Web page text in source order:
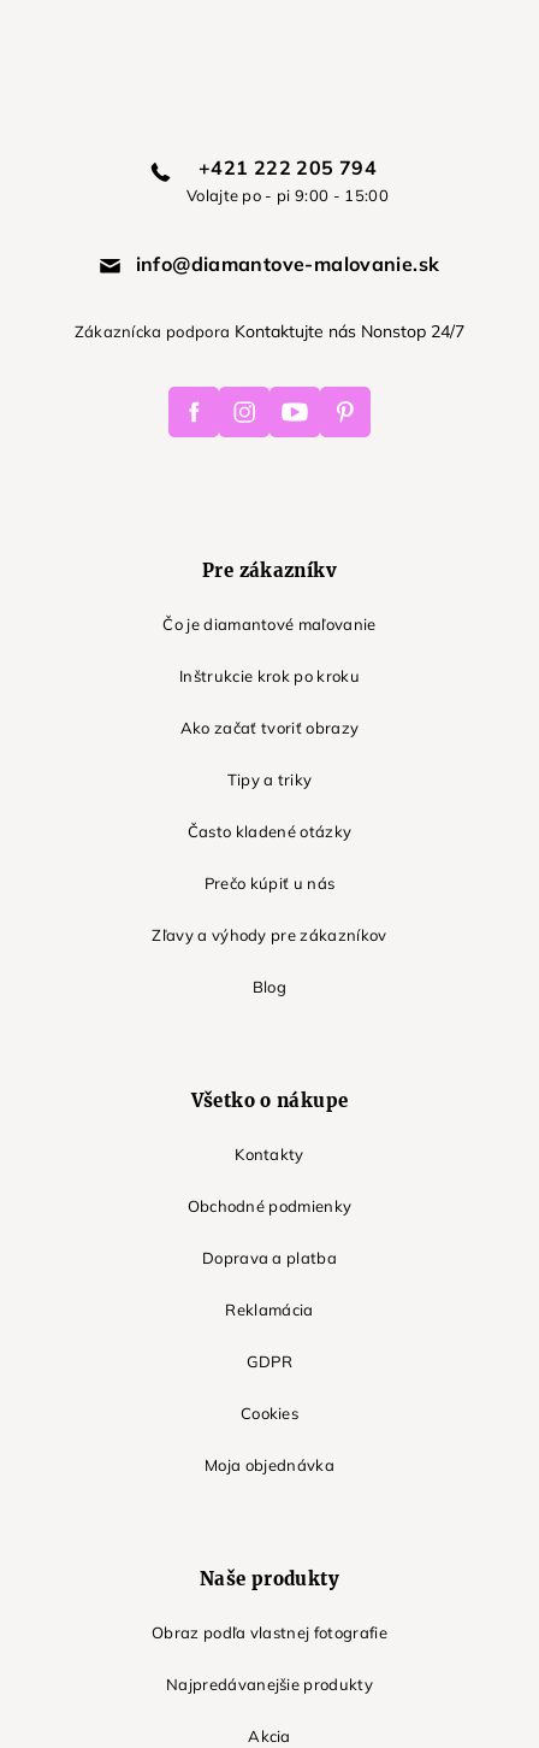
+421 222 205 794
Volajte po - pi 9:00 - 15:00
info@diamantove-malovanie.sk
Zákaznícka podpora Kontaktujte nás Nonstop 24/7
FacebookInstagramYoutube Pinterest
Pre zákazníkv
Čo je diamantové maľovanie
Inštrukcie krok po kroku
Ako začať tvoriť obrazy
Tipy a triky
Často kladené otázky
Prečo kúpiť u nás
Zľavy a výhody pre zákazníkov
Blog
Všetko o nákupe
Kontakty
Obchodné podmienky
Doprava a platba
Reklamácia
GDPR
Cookies
Moja objednávka
Naše produkty
Obraz podľa vlastnej fotografie
Najpredávanejšie produkty
Akcia